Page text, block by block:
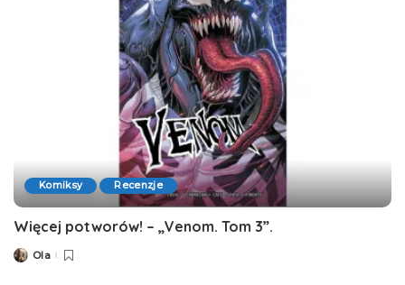
Komiksy Recenzje
Więcej potworów! – „Venom. Tom 3”.
Posted
Ola